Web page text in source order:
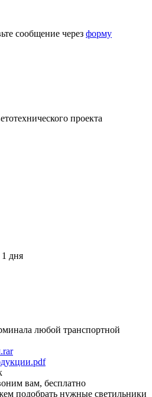
сообщение через форму
проекта
1 дня
любой транспортной
вам, бесплатно
подобрать нужные светильники